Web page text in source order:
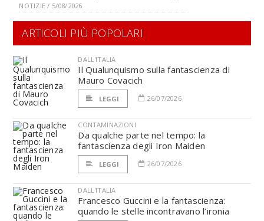
NOTIZIE / 5/08/2026
ARTICOLI PIÙ POPOLARI
DALL'ITALIA
Il Qualunquismo sulla fantascienza di
Mauro Covacich
LEGGI 26/07/2026
CONTAMINAZIONI
Da qualche parte nel tempo: la
fantascienza degli Iron Maiden
LEGGI 26/07/2026
DALL'ITALIA
Francesco Guccini e la fantascienza:
quando le stelle incontravano l’ironia